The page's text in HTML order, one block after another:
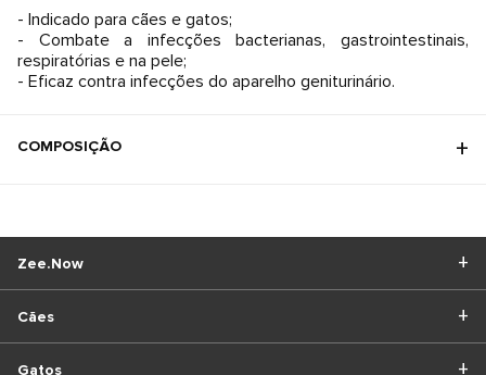
- Indicado para cães e gatos;
- Combate a infecções bacterianas, gastrointestinais,
respiratórias e na pele;
- Eficaz contra infecções do aparelho geniturinário.
COMPOSIÇÃO
Cães
Gatos
Zee.Now